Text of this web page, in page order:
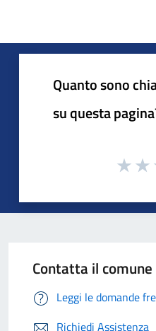
Quanto sono
su questa
Contatta il comune
Leggi le domande
Richiedi Assistenza